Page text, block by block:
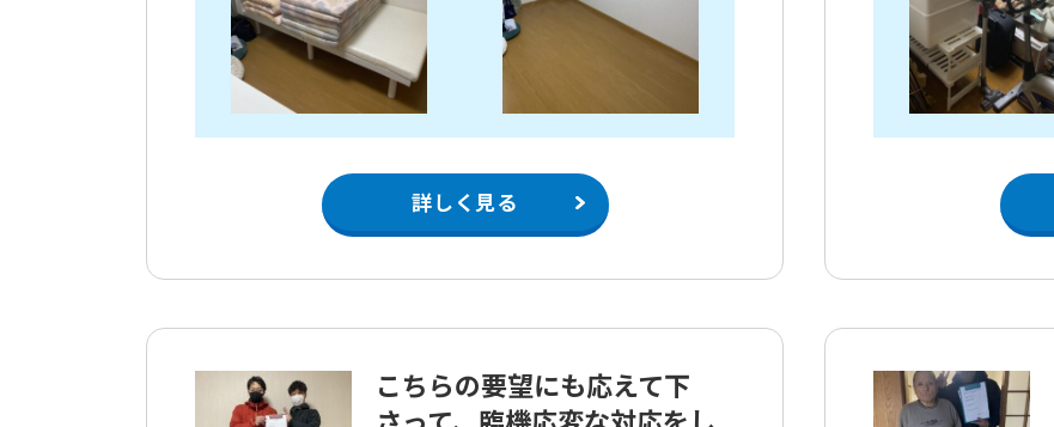
詳しく見る
こちらの要望にも応えて下
さって、臨機応変な対応をし